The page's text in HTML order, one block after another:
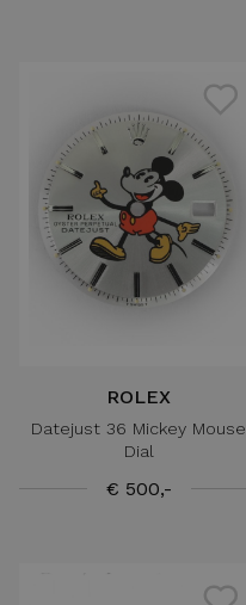
ROLEX
Datejust 36 Mickey Mouse
Dial
€ 500,-